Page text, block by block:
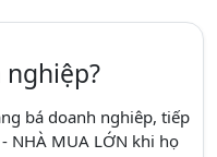
bá doanh nghiêp, tiếp
NHÀ MUA LỚN khi họ